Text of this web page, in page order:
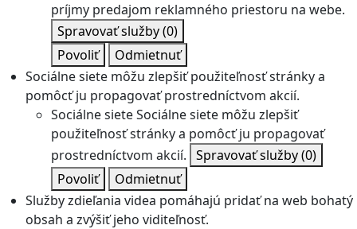
príjmy predajom reklamného priestoru na webe.
Spravovať služby(0)
Povoliť
Odmietnuť
Sociálne siete môžu zlepšiť použiteľnosť stránky a
pomôcť ju propagovať prostredníctvom akcií.
Sociálne sieteSociálne siete môžu zlepšiť
použiteľnosť stránky a pomôcť ju propagovať
prostredníctvom akcií. Spravovať služby(0)
Povoliť
Odmietnuť
Služby zdieľania videa pomáhajú pridať na web bohatý
obsah a zvýšiť jeho viditeľnosť.